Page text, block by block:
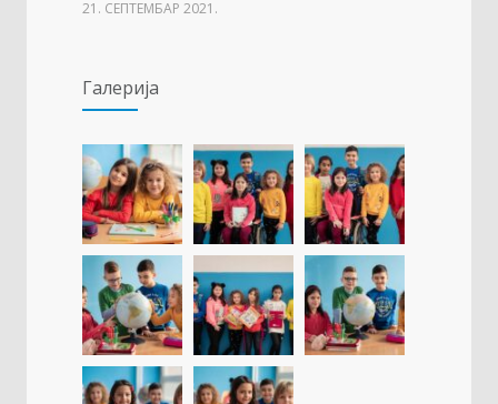
21. СЕПТЕМБАР 2021.
09. ОКТОБАР 2021.
Прва награда на понос Града Добоја 1429
22. МАРТ 2021.
Дан матерњег језика 1307
23. ФЕБРУАР 2021.
Концентрациони логор Јасеновац (1941-
1945)
Галерија